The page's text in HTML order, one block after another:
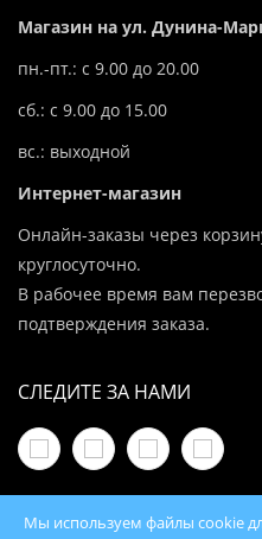
Магазин на ул. Дунина-
пн.-пт.: с 9.00 до 20.00
сб.: с 9.00 до 15.00
вс.: выходной
Интернет-магазин
Онлайн-заказы через
круглосуточно.
В рабочее время вам
подтверждения заказа.
СЛЕДИТЕ ЗА НАМИ
Мы используем файлы cookie